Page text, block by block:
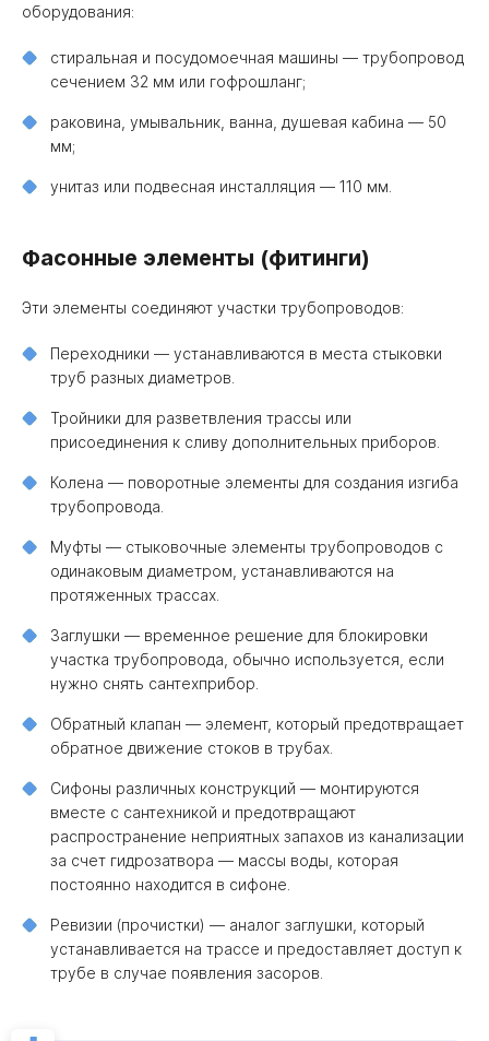
оборудования:
стиральная и посудомоечная машины — трубопровод
сечением 32 мм или гофрошланг;
раковина, умывальник, ванна, душевая кабина — 50
мм;
унитаз или подвесная инсталляция — 110 мм.
Фасонные элементы (фитинги)
Эти элементы соединяют участки трубопроводов:
Переходники — устанавливаются в места стыковки
труб разных диаметров.
Тройники для разветвления трассы или
присоединения к сливу дополнительных приборов.
Колена — поворотные элементы для создания изгиба
трубопровода.
Муфты — стыковочные элементы трубопроводов с
одинаковым диаметром, устанавливаются на
протяженных трассах.
Заглушки — временное решение для блокировки
участка трубопровода, обычно используется, если
нужно снять сантехприбор.
Обратный клапан — элемент, который предотвращает
обратное движение стоков в трубах.
Сифоны различных конструкций — монтируются
вместе с сантехникой и предотвращают
распространение неприятных запахов из канализации
за счет гидрозатвора — массы воды, которая
постоянно находится в сифоне.
Ревизии (прочистки) — аналог заглушки, который
устанавливается на трассе и предоставляет доступ к
трубе в случае появления засоров.